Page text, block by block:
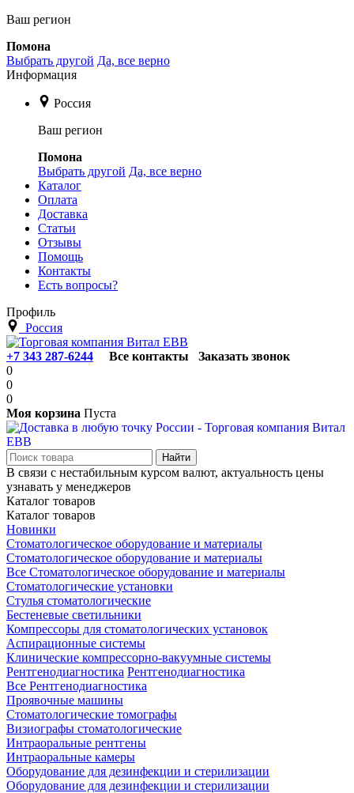
Ваш регион
Помона
Выбрать другой Да, все верно
Информация
Россия
Ваш регион
Помона
Выбрать другой Да, все верно
Каталог
Оплата
Доставка
Статьи
Отзывы
Помощь
Контакты
Есть вопросы?
Профиль
Россия
+7 343 287-6244 Все контакты
Заказать звонок
0
0
0
Моя корзина Пуста
В связи с нестабильным курсом валют, актуальность цены
узнавать у менеджеров
Каталог товаров
Каталог товаров
Новинки
Стоматологическое оборудование и материалы
Стоматологическое оборудование и материалы
Все Стоматологическое оборудование и материалы
Стоматологические установки
Стулья стоматологические
Бестеневые светильники
Компрессоры для стоматологических установок
Аспирационные системы
Клинические компрессорно-вакуумные системы
Рентгенодиагностика Рентгенодиагностика
Все Рентгенодиагностика
Проявочные машины
Стоматологические томографы
Визиографы стоматологические
Интраоральные рентгены
Интраоральные камеры
Оборудование для дезинфекции и стерилизации
Оборудование для дезинфекции и стерилизации